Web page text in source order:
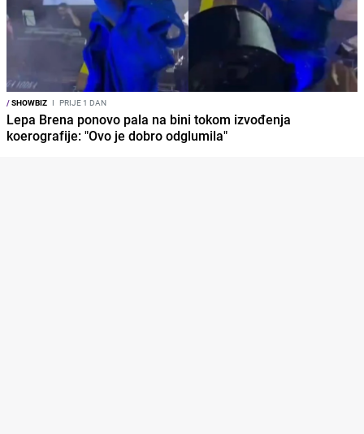
/SHOWBIZ I PRIJE 1 DAN
Lepa Brena ponovo pala na bini tokom izvođenja
koerografije: "Ovo je dobro odglumila"